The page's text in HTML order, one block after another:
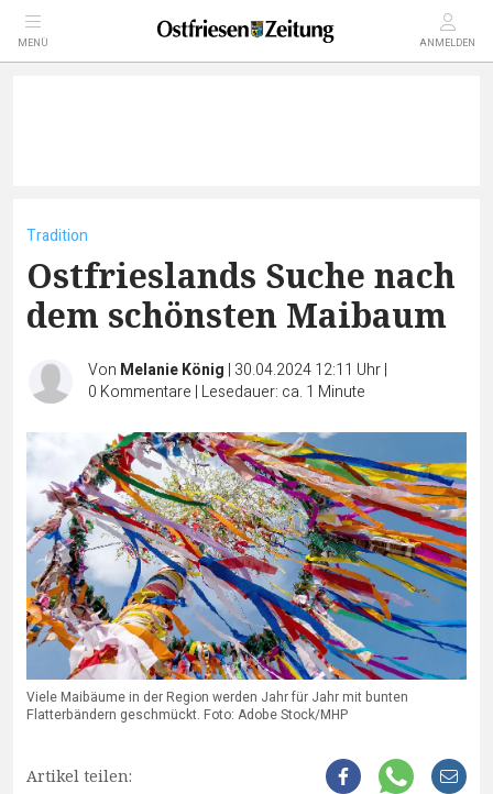
MENÜ ANMELDEN
Tradition
Ostfrieslands Suche nach
dem schönsten Maibaum
Von Melanie König | 30.04.2024 12:11 Uhr|
0 Kommentare | Lesedauer: ca. 1 Minute
Viele Maibäume in der Region werden Jahr für Jahr mit bunten
Flatterbändern geschmückt. Foto: Adobe Stock/MHP
Artikel teilen: